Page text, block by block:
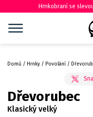
Hrnkobraní se
Domů Hrnky Povolání
Dřevorubec
Klasický velký